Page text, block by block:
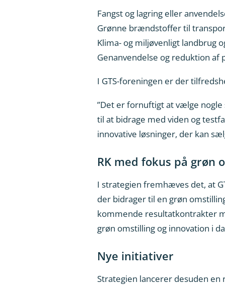
Fangst og lagring eller
Grønne brændstoffer til
Klima- og miljøvenligt landbrug
Genanvendelse og reduktion af
I GTS-foreningen er der
”Det er fornuftigt at vælge
til at bidrage med viden og
innovative løsninger, der kan
RK med fokus på grøn
I strategien fremhæves det, at
der bidrager til en grøn
kommende resultatkontrakter
grøn omstilling og innovation i
Nye initiativer
Strategien lancerer desuden